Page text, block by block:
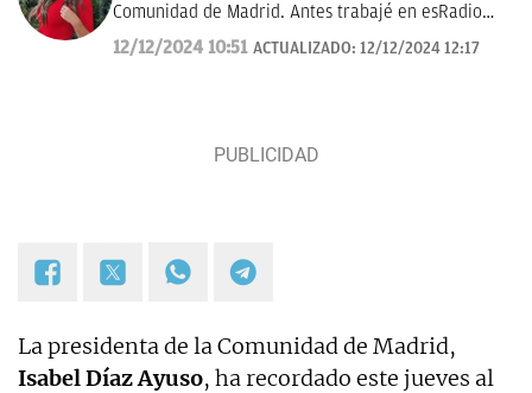
Comunidad de Madrid. Antes trabajé en esRadio
cubriendo información política.
12/12/2024 10:51 ACTUALIZADO: 12/12/2024 12:17
La presidenta de la Comunidad de Madrid,
Isabel Díaz Ayuso, ha recordado este jueves al